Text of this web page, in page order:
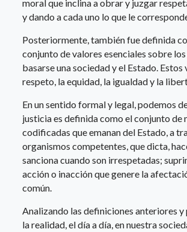
moral que inclina a obrar y juzgar
y dando a cada uno lo que le
Posteriormente, también fue definida
conjunto de valores esenciales sobre
basarse una sociedad y el Estado. Estos
respeto, la equidad, la igualdad y la
En un sentido formal y legal, podemos
justicia es definida como el conjunto de
codificadas que emanan del Estado, a
organismos competentes, que dicta,
sanciona cuando son irrespetadas;
acción o inacción que genere la
común.
Analizando las definiciones anteriores y
la realidad, el día a día, en nuestra